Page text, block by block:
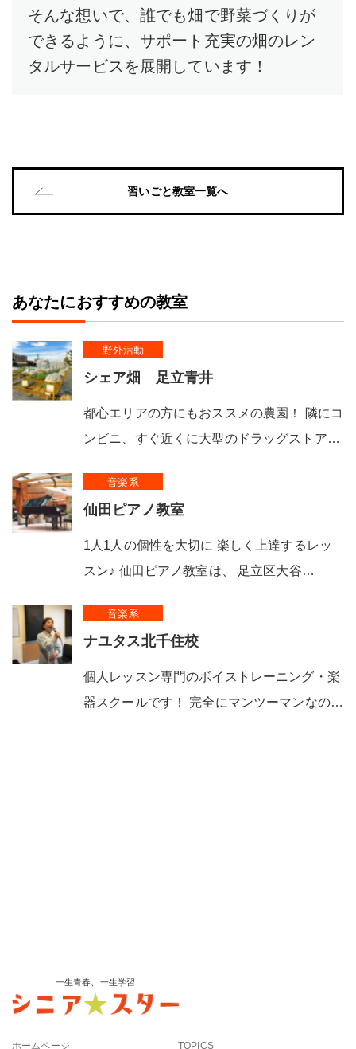
そんな想いで、誰でも畑で野菜づくりが
できるように、サポート充実の畑のレン
タルサービスを展開しています！
習いごと教室一覧へ
あなたにおすすめの教室
野外活動
シェア畑 足立青井
都心エリアの方にもおススメの農園！ 隣にコ
ンビニ、すぐ近くに大型のドラッグストア…
音楽系
仙田ピアノ教室
1人1人の個性を大切に 楽しく上達するレッ
スン♪ 仙田ピアノ教室は、 足立区大谷…
音楽系
ナユタス北千住校
個人レッスン専門のボイストレーニング・楽
器スクールです！ 完全にマンツーマンなの…
一生青春、一生学習
ホームページ TOPICS